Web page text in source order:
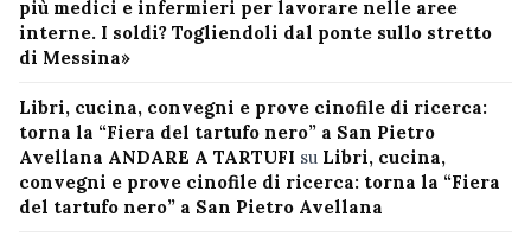
più medici e infermieri per lavorare nelle aree
interne. I soldi? Togliendoli dal ponte sullo stretto
di Messina»
Libri, cucina, convegni e prove cinofile di ricerca:
torna la “Fiera del tartufo nero” a San Pietro
Avellana ANDARE A TARTUFI su Libri, cucina,
convegni e prove cinofile di ricerca: torna la “Fiera
del tartufo nero” a San Pietro Avellana